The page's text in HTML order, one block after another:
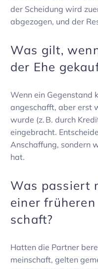
der Schei­dung wird
abge­zogen, und der
Was gilt,
der Ehe
Wenn ein Gegen­stand
ange­schafft, aber erst
wurde (z. B. durch
einge­bracht.
Anschaf­fung, sondern
hat.
Was passiert
einer
schaft?
Hatten die Partner
mein­schaft, gelten